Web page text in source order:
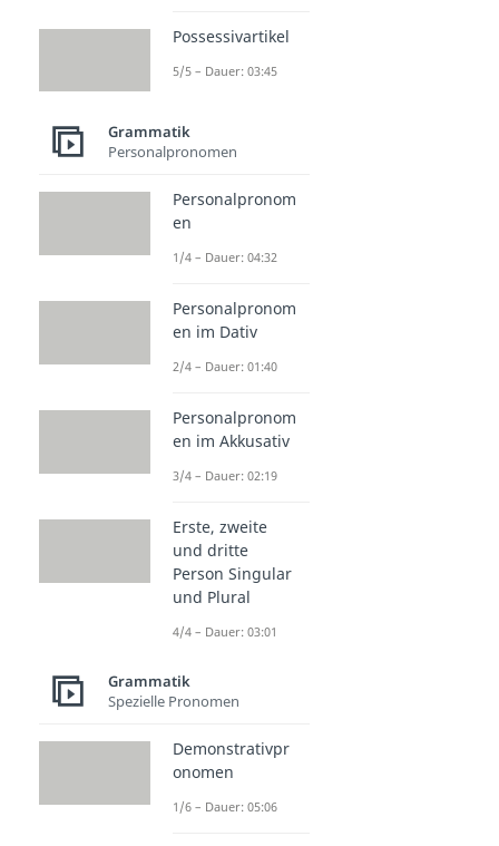
Possessivartikel
5/5 – Dauer: 03:45
Grammatik
Personalpronomen
Personalpronom
en
1/4 – Dauer: 04:32
Personalpronom
en im Dativ
2/4 – Dauer: 01:40
Personalpronom
en im Akkusativ
3/4 – Dauer: 02:19
Erste, zweite
und dritte
Person Singular
und Plural
4/4 – Dauer: 03:01
Grammatik
Spezielle Pronomen
Demonstrativpr
onomen
1/6 – Dauer: 05:06